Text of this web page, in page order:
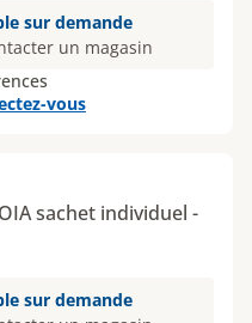
sur demande
un magasin
vous
sachet individuel -
sur demande